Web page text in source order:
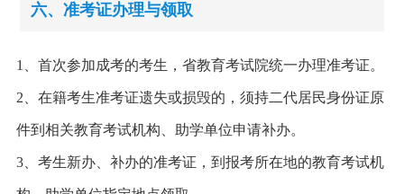
六、准考证办理与领取
1、首次参加成考的考生，省教育考试院统一办理准考证。
2、在籍考生准考证遗失或损毁的，须持二代居民身份证原
件到相关教育考试机构、助学单位申请补办。
3、考生新办、补办的准考证，到报考所在地的教育考试机